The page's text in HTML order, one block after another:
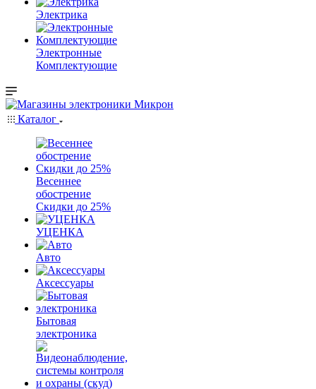
Электрика
Электронные
Комплектующие
Каталог
Весеннее
обострение
Скидки до 25%
УЦЕНКА
Авто
Аксессуары
Бытовая
электроника